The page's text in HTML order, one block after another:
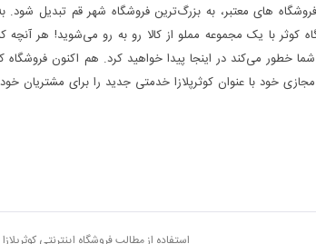
های معتبر، به بزرگ‌ترین فروشگاه شهر قم تبدیل
کوثر با یک مجموعه مملو از کالا رو به رو می‌شوید! هر آنچه
خطور می‌کند در اینجا پیدا خواهید کرد. هم اکنون فروشگاه
خود با عنوان کوثرپلازا خدمتی جدید را برای مشتریان خود
استفاده از مطالب فروشگاه اینترنتی